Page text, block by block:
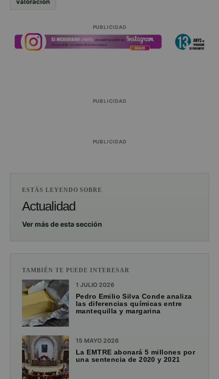
PUBLICIDAD
PUBLICIDAD
PUBLICIDAD
ESTÁS LEYENDO SOBRE
Actualidad
Ver más de esta sección
TAMBIÉN TE PUEDE INTERESAR
1 JULIO 2026
Pedro Emilio Silva Conde analiza
las diferencias químicas entre
mantequilla y margarina
15 MAYO 2026
La EMTRE abonará 5 millones por
una sentencia de 2020 y 2021